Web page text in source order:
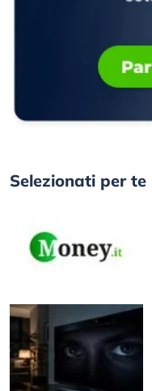
Selezionati per te